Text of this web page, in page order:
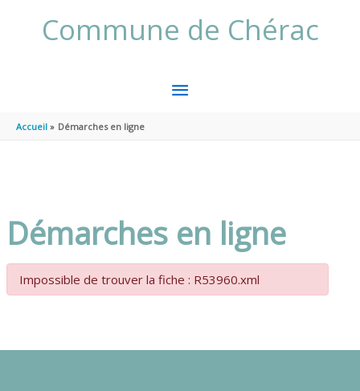
Commune de Chérac
MENU
Accueil Démarches en ligne
Démarches en ligne
Impossible de trouver la fiche : R53960.xml